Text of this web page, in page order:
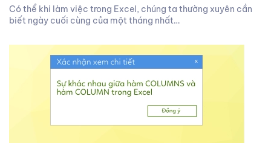
Có thể khi làm việc trong Excel, chúng ta thường xuyên cần
biết ngày cuối cùng của một tháng nhất…